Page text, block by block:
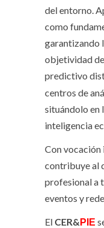
del entorno.
como
garantizando
objetividad de
predictivo
centros de
situándolo en
inteligencia
Con vocación
contribuye al
profesional a
eventos y
El CER& PIE